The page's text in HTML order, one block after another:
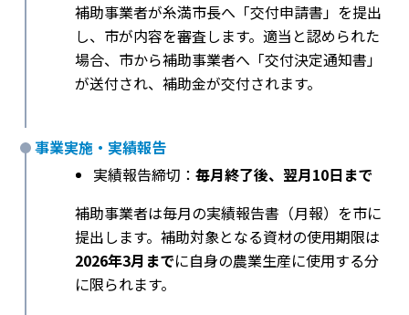
補助事業者が糸満市長へ「交付申請書」を提出
し、市が内容を審査します。適当と認められた
場合、市から補助事業者へ「交付決定通知書」
が送付され、補助金が交付されます。
事業実施・実績報告
実績報告締切： 毎月終了後、翌月10日まで
補助事業者は毎月の実績報告書（月報）を市に
提出します。補助対象となる資材の使用期限は
2026年3月までに自身の農業生産に使用する分
に限られます。